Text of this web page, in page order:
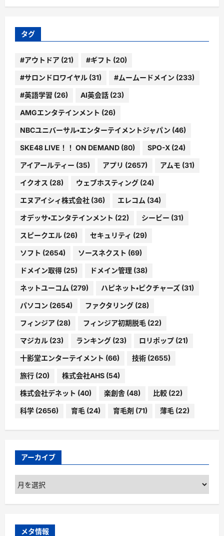
ゴ
ー
タグ
#アウトドア (21) #ギフト (20)
#サロンドロワイヤル (31) #ムームードメイン (233)
#英語学習 (26) AI英会話 (23)
AMGエンタテインメント (26)
NBCユニバーサル・エンターテイメントジャパン (46)
SKE48 LIVE！！ ON DEMAND (80) SPO-X (24)
アイアールティー (35) アプリ (2657) アムモ (31)
イクオス (28) ウェブホスティング (24)
エヌアイシィ株式会社 (36) エレコム (34)
オデッサ・エンタテインメント (22) シービー (31)
スピークエル (26) セキュリティ (29)
ソフト (2654) ソースネクスト (69)
ドメイン取得 (25) ドメイン管理 (38)
ネットユーコム (279) ハピネット・ピクチャーズ (31)
パソコン (2654) ファクタリング (28)
フィンジア (28) フィンジア初期脱毛 (22)
マジカル (23) ランキング (23) ロリポップ (21)
十影堂エンターテイメント (66) 技術 (2655)
旅行 (20) 株式会社AHS (54)
株式会社デネット (40) 楽創舎 (48) 比較 (22)
科学 (2656) 育毛 (24) 育毛剤 (71) 薄毛 (22)
アーカイブ
ア
ー
カ
ブ
メタ情報